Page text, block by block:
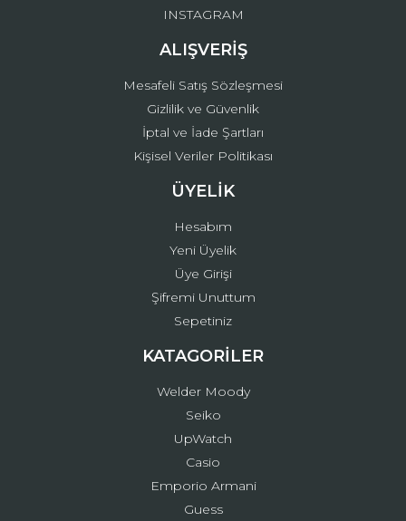
INSTAGRAM
ALIŞVERİŞ
Mesafeli Satış Sözleşmesi
Gizlilik ve Güvenlik
İptal ve İade Şartları
Kişisel Veriler Politikası
ÜYELİK
Hesabım
Yeni Üyelik
Üye Girişi
Şifremi Unuttum
Sepetiniz
KATAGORİLER
Welder Moody
Seiko
UpWatch
Casio
Emporio Armani
Guess